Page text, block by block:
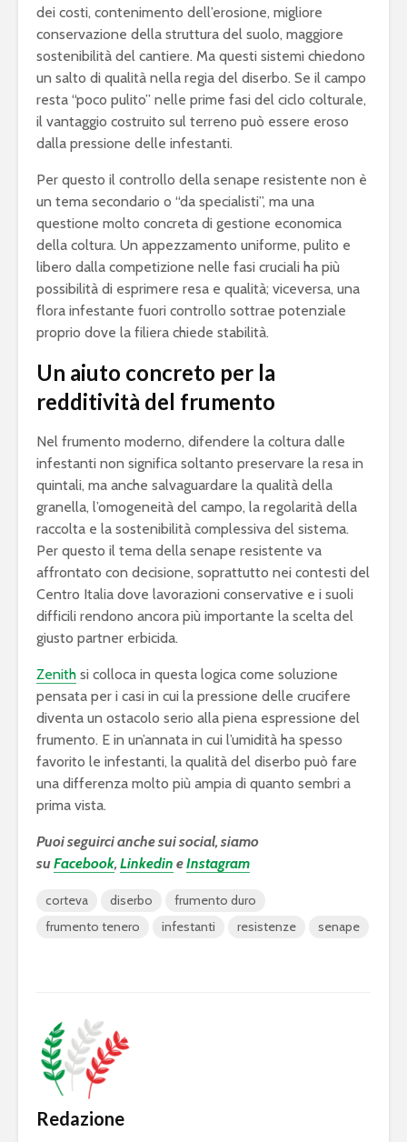
dei costi, contenimento dell’erosione, migliore
conservazione della struttura del suolo, maggiore
sostenibilità del cantiere. Ma questi sistemi chiedono
un salto di qualità nella regia del diserbo. Se il campo
resta “poco pulito” nelle prime fasi del ciclo colturale,
il vantaggio costruito sul terreno può essere eroso
dalla pressione delle infestanti.
Per questo il controllo della senape resistente non è
un tema secondario o “da specialisti”, ma una
questione molto concreta di gestione economica
della coltura. Un appezzamento uniforme, pulito e
libero dalla competizione nelle fasi cruciali ha più
possibilità di esprimere resa e qualità; viceversa, una
flora infestante fuori controllo sottrae potenziale
proprio dove la filiera chiede stabilità.
Un aiuto concreto per la
redditività del frumento
Nel frumento moderno, difendere la coltura dalle
infestanti non significa soltanto preservare la resa in
quintali, ma anche salvaguardare la qualità della
granella, l’omogeneità del campo, la regolarità della
raccolta e la sostenibilità complessiva del sistema.
Per questo il tema della senape resistente va
affrontato con decisione, soprattutto nei contesti del
Centro Italia dove lavorazioni conservative e i suoli
difficili rendono ancora più importante la scelta del
giusto partner erbicida.
Zenith si colloca in questa logica come soluzione
pensata per i casi in cui la pressione delle crucifere
diventa un ostacolo serio alla piena espressione del
frumento. E in un’annata in cui l’umidità ha spesso
favorito le infestanti, la qualità del diserbo può fare
una differenza molto più ampia di quanto sembri a
prima vista.
Puoi seguirci anche sui social, siamo
suFacebook, Linkedin eInstagram
corteva diserbo
frumento duro
frumento tenero
infestanti resistenze senape
Redazione